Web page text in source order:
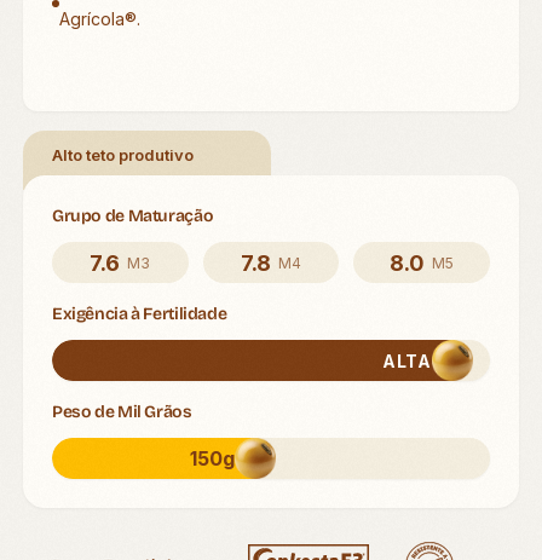
Agrícola®.
Alto teto produtivo
Grupo de Maturação
7.6 M3 7.8 M4 8.0 M5
Exigência à Fertilidade
ALTA
Peso de Mil Grãos
150g